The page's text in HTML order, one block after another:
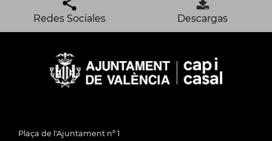
Redes Sociales Descargas
Plaça de l'Ajuntament nº 1